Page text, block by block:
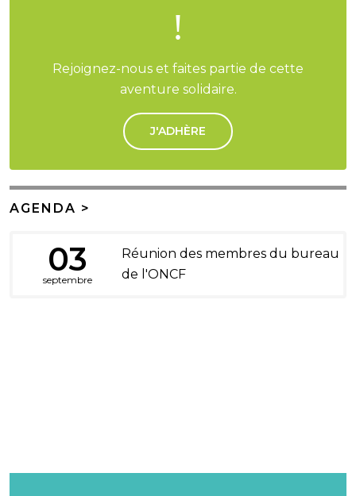
!
Rejoignez-nous et faites partie de cette
aventure solidaire.
J'ADHÈRE
AGENDA >
03
septembre
Réunion des membres du bureau
de l'ONCF